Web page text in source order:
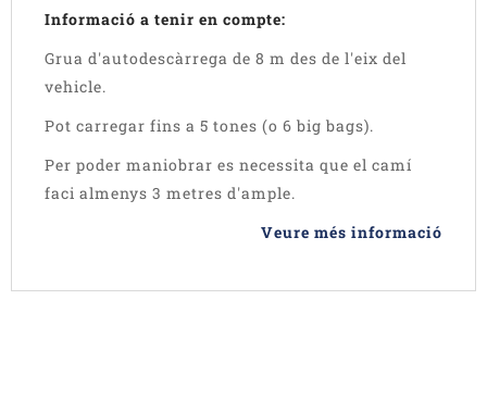
Informació a tenir en compte:
Grua d'autodescàrrega de 8 m des de l'eix del
vehicle.
Pot carregar fins a 5 tones (o 6 big bags).
Per poder maniobrar es necessita que el camí
faci almenys 3 metres d'ample.
Veure més informació